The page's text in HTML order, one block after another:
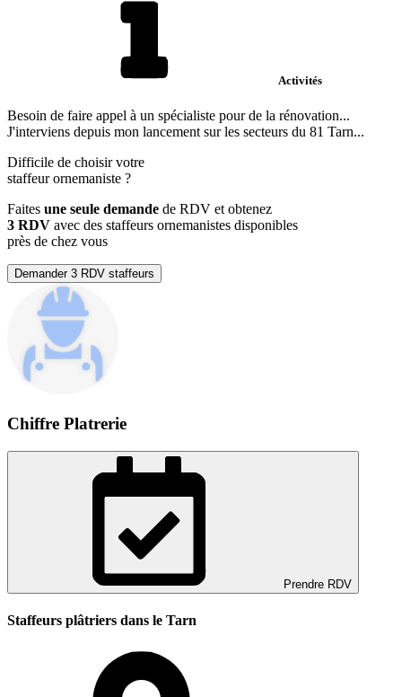
Activités
Besoin de faire appel à un spécialiste pour de la rénovation...
J'interviens depuis mon lancement sur les secteurs du 81 Tarn...
Difficile de choisir votre
staffeur ornemaniste ?
Faites une seule demande de RDV et obtenez
3 RDV avec des staffeurs ornemanistes disponibles
près de chez vous
Demander 3 RDV staffeurs
Chiffre Platrerie
Prendre RDV
Staffeurs plâtriers dans le Tarn